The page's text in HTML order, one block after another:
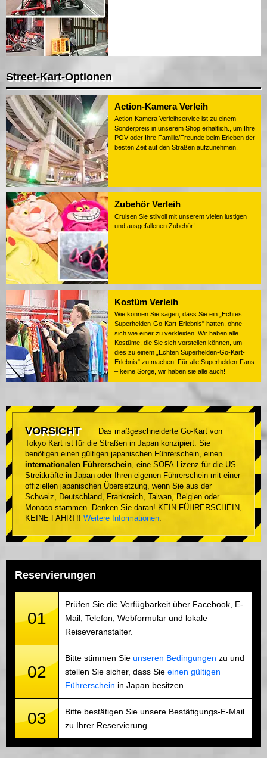
Street-Kart-Optionen
Action-Kamera Verleih
Action-Kamera Verleihservice ist zu einem
Sonderpreis in unserem Shop erhältlich., um Ihre
POV oder Ihre Familie/Freunde beim Erleben der
besten Zeit auf den Straßen aufzunehmen.
Zubehör Verleih
Cruisen Sie stilvoll mit unserem vielen lustigen
und ausgefallenen Zubehör!
Kostüm Verleih
Wie können Sie sagen, dass Sie ein „Echtes
Superhelden-Go-Kart-Erlebnis" hatten, ohne
sich wie einer zu verkleiden! Wir haben alle
Kostüme, die Sie sich vorstellen können, um
dies zu einem „Echten Superhelden-Go-Kart-
Erlebnis" zu machen! Für alle Superhelden-Fans
– keine Sorge, wir haben sie alle auch!
VORSICHT
Das maßgeschneiderte Go-Kart von
Tokyo Kart ist für die Straßen in Japan konzipiert. Sie
benötigen einen gültigen japanischen Führerschein, einen
internationalen Führerschein, eine SOFA-Lizenz für die US-
Streitkräfte in Japan oder Ihren eigenen Führerschein mit einer
offiziellen japanischen Übersetzung, wenn Sie aus der
Schweiz, Deutschland, Frankreich, Taiwan, Belgien oder
Monaco stammen. Denken Sie daran! KEIN FÜHRERSCHEIN,
KEINE FAHRT!! Weitere Informationen.
Reservierungen
01
Prüfen Sie die Verfügbarkeit über Facebook, E-
Mail, Telefon, Webformular und lokale
Reiseveranstalter.
02
Bitte stimmen Sie unseren Bedingungen zu und
stellen Sie sicher, dass Sie einen gültigen
Führerschein in Japan besitzen.
03
Bitte bestätigen Sie unsere Bestätigungs-E-Mail
zu Ihrer Reservierung.